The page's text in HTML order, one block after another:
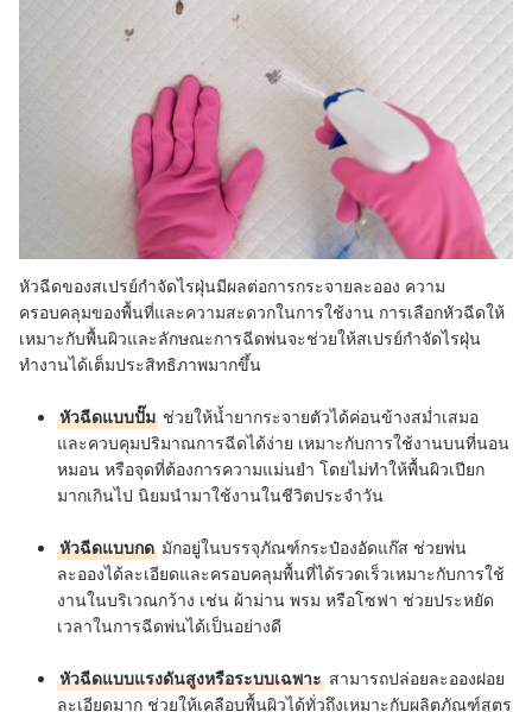
หัวฉีดของสเปรย์กำจัดไรฝุ่นมีผลต่อการกระจายละออง ความ
ครอบคลุมของพื้นที่และความสะดวกในการใช้งาน การเลือกหัวฉีดให้
เหมาะกับพื้นผิวและลักษณะการฉีดพ่นจะช่วยให้สเปรย์กำจัดไรฝุ่น
ทำงานได้เต็มประสิทธิภาพมากขึ้น
หัวฉีดแบบปั๊ม ช่วยให้น้ำยากระจายตัวได้ค่อนข้างสม่ำเสมอ
และควบคุมปริมาณการฉีดได้ง่าย เหมาะกับการใช้งานบนที่นอน
หมอน หรือจุดที่ต้องการความแม่นยำ โดยไม่ทำให้พื้นผิวเปียก
มากเกินไป นิยมนำมาใช้งานในชีวิตประจำวัน
หัวฉีดแบบกด มักอยู่ในบรรจุภัณฑ์กระป๋องอัดแก๊ส ช่วยพ่น
ละอองได้ละเอียดและครอบคลุมพื้นที่ได้รวดเร็วเหมาะกับการใช้
งานในบริเวณกว้าง เช่น ผ้าม่าน พรม หรือโซฟา ช่วยประหยัด
เวลาในการฉีดพ่นได้เป็นอย่างดี
หัวฉีดแบบแรงดันสูงหรือระบบเฉพาะ สามารถปล่อยละอองฝอย
ละเอียดมาก ช่วยให้เคลือบพื้นผิวได้ทั่วถึงเหมาะกับผลิตภัณฑ์สูตร